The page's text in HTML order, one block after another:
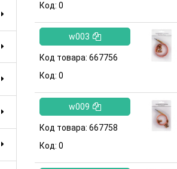
Код: 0
w003
Код товара: 667756
Код: 0
w009
Код товара: 667758
Код: 0